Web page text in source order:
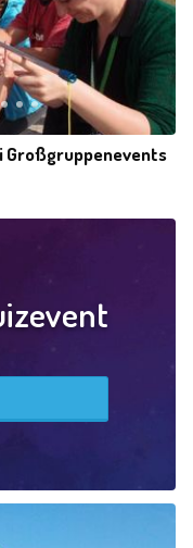
Großgruppenevents